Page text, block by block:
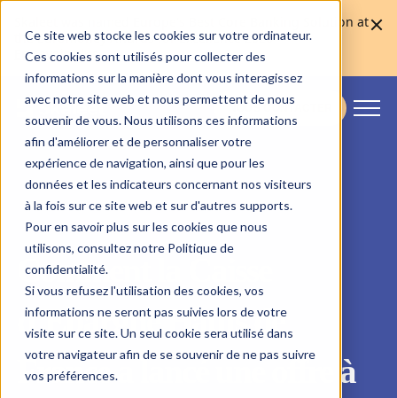
Ce site web stocke les cookies sur votre ordinateur.
Ces cookies sont utilisés pour collecter des
informations sur la manière dont vous interagissez
avec notre site web et nous permettent de nous
souvenir de vous. Nous utilisons ces informations
afin d'améliorer et de personnaliser votre
expérience de navigation, ainsi que pour les
données et les indicateurs concernant nos visiteurs
à la fois sur ce site web et sur d'autres supports.
Pour en savoir plus sur les cookies que nous
utilisons, consultez notre Politique de
confidentialité.
Si vous refusez l'utilisation des cookies, vos
informations ne seront pas suivies lors de votre
visite sur ce site. Un seul cookie sera utilisé dans
votre navigateur afin de se souvenir de ne pas suivre
vos préférences.
Skaleet was named Europe's Best Core Banking Solution at
the Euromoney Awards for Excellence 2026
En savoir plus
Skaleet
Comment la Caisse
d’Epargne Hauts de
France a lancé une offre à